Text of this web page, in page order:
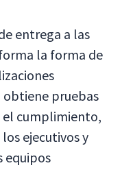
entrega a las
la forma de
obtiene pruebas
el cumplimiento,
ejecutivos y
equipos